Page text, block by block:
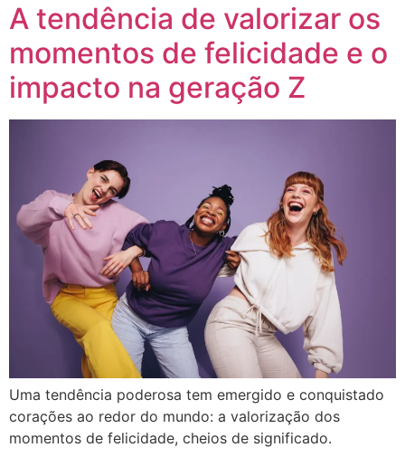
A tendência de valorizar os
momentos de felicidade e o
impacto na geração Z
Uma tendência poderosa tem emergido e conquistado
corações ao redor do mundo: a valorização dos
momentos de felicidade, cheios de significado.